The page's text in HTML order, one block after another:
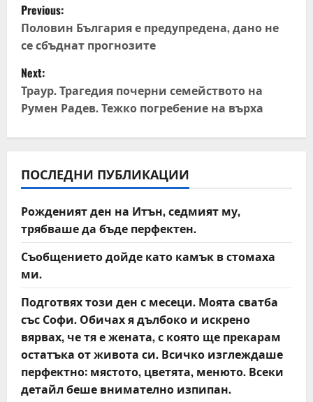
o
s
t
n
v
i
g
a
t
i
o
n
Previous:
Половин България е предупредена, дано не
се сбъднат прогнозите
Next:
Траур. Трагедия почерни семейството на
Румен Радев. Тежко погребение на върха
ПОСЛЕДНИ ПУБЛИКАЦИИ
Рожденият ден на Итън, седмият му,
трябваше да бъде перфектен.
Съобщението дойде като камък в стомаха
ми.
Подготвях този ден с месеци. Моята сватба
със Софи. Обичах я дълбоко и искрено
вярвах, че тя е жената, с която ще прекарам
остатъка от живота си. Всичко изглеждаше
перфектно: мястото, цветята, менюто. Всеки
детайл беше внимателно изпипан.